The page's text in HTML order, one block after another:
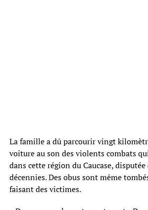
La famille a dû parcourir vingt
voiture au son des violents combats
dans cette région du Caucase, disputée
décennies. Des obus sont même
faisant des victimes.